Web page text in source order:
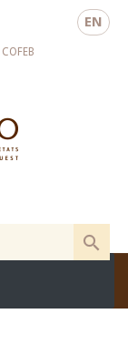
EN
COFEB